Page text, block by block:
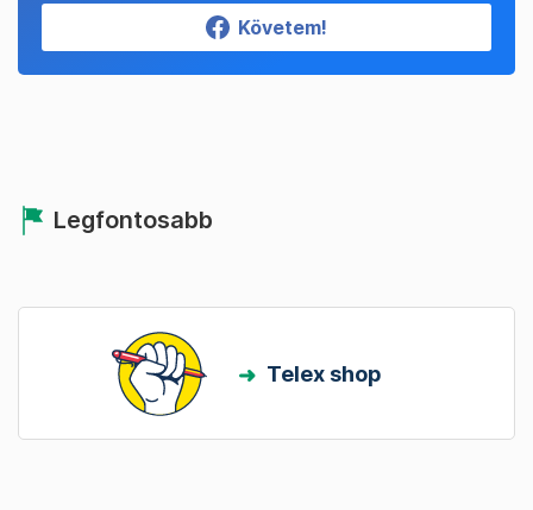
Követem!
Legfontosabb
Telex shop